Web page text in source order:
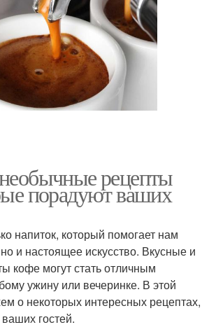
рецепты
порадуют ваших
напиток, который помогает нам
и настоящее искусство. Вкусные и
кофе могут стать отличным
ужину или вечеринке. В этой
о некоторых интересных рецептах,
гостей.